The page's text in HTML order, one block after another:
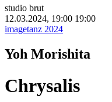
studio brut
12.03.2024, 19:00 19:00
imagetanz 2024
Yoh Morishita
Chrysalis